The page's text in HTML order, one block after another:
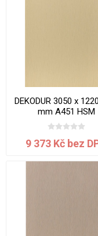
DEKODUR 3050 x
mm A451 HSM
9 373 Kč bez